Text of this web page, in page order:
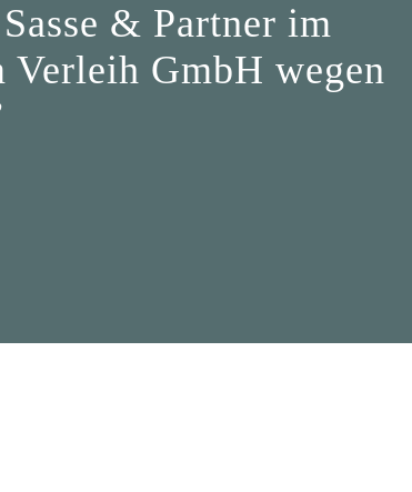
& Partner im
GmbH wegen